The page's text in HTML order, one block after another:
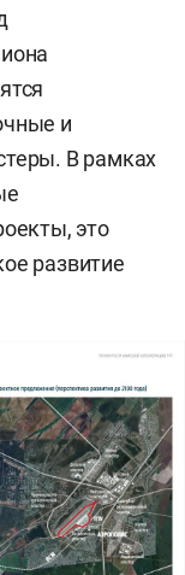
и
В рамках
это
развитие